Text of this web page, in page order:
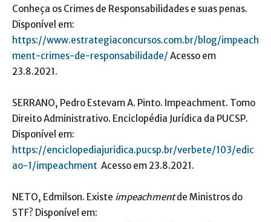
Conheça os Crimes de Responsabilidades e suas penas.
Disponível em:
https://www.estrategiaconcursos.com.br/blog/impeach
ment-crimes-de-responsabilidade/ Acesso em
23.8.2021.
SERRANO, Pedro Estevam A. Pinto. Impeachment. Tomo
Direito Administrativo. Enciclopédia Jurídica da PUCSP.
Disponível em:
https://enciclopediajuridica.pucsp.br/verbete/103/edic
ao-1/impeachment Acesso em 23.8.2021.
NETO, Edmilson. Existe impeachmentde Ministros do
STF? Disponível em: